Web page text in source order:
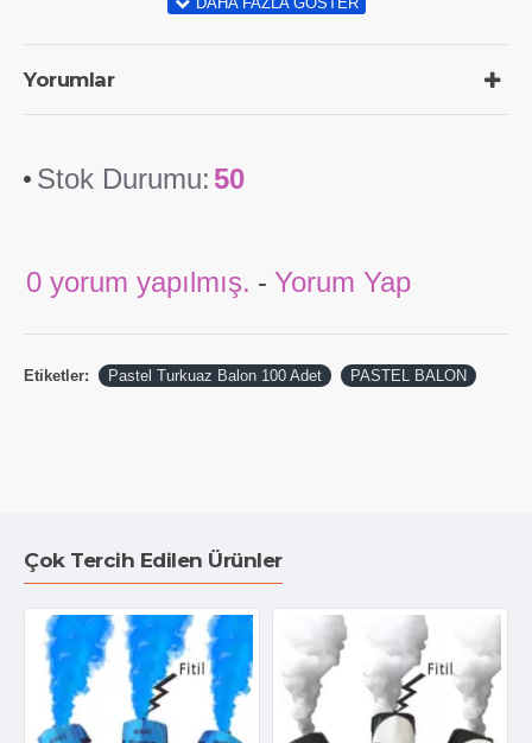
Yorumlar
Stok Durumu: 50
0 yorum yapılmış. - Yorum Yap
Etiketler: Pastel Turkuaz Balon 100 Adet PASTEL BALON
Çok Tercih Edilen Ürünler